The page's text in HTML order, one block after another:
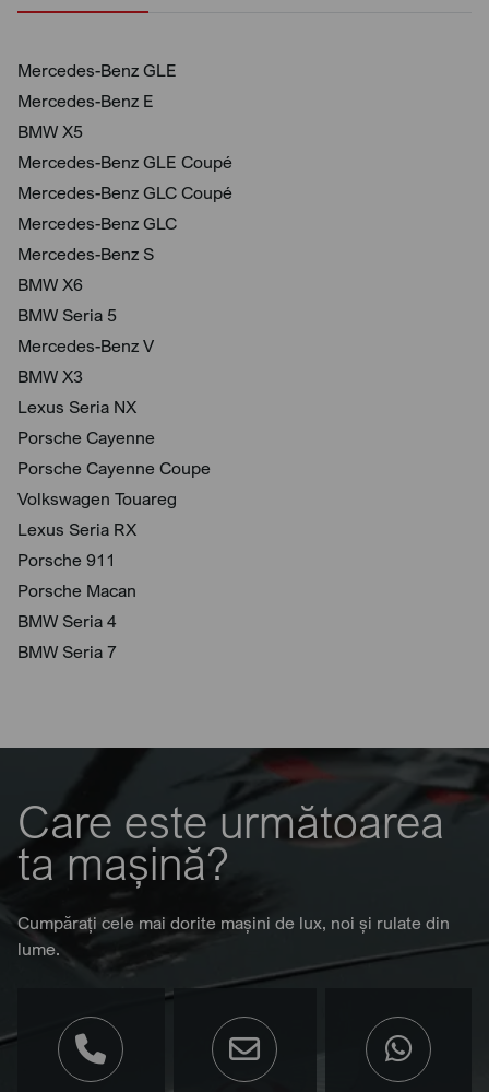
Mercedes-Benz GLE
Mercedes-Benz E
BMW X5
Mercedes-Benz GLE Coupé
Mercedes-Benz GLC Coupé
Mercedes-Benz GLC
Mercedes-Benz S
BMW X6
BMW Seria 5
Mercedes-Benz V
BMW X3
Lexus Seria NX
Porsche Cayenne
Porsche Cayenne Coupe
Volkswagen Touareg
Lexus Seria RX
Porsche 911
Porsche Macan
BMW Seria 4
BMW Seria 7
Care este următoarea
ta mașină?
Cumpărați cele mai dorite mașini de lux, noi și rulate din
lume.